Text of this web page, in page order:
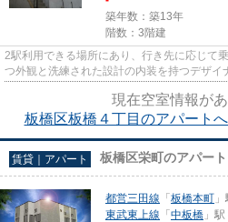
築年数：築13年
階数：3階建
2駅利用できる場所にあり、行き先に応じて
つ外観と洗練された設計の内装を持つデザ
現在空室情報があ
板橋区板橋４丁目のアパート
賃貸｜アパート 板橋区栄町のアパート
都営三田線 「 板橋本町
東武東上線 「 中板橋 」